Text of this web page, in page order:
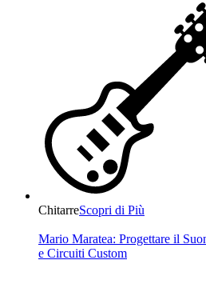
ChitarreScopri di Più
Mario Maratea: Progettare il
e Circuiti Custom